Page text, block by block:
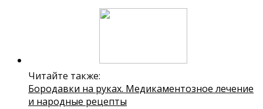
Читайте также:
Бородавки на руках. Медикаментозное лечение
и народные рецепты